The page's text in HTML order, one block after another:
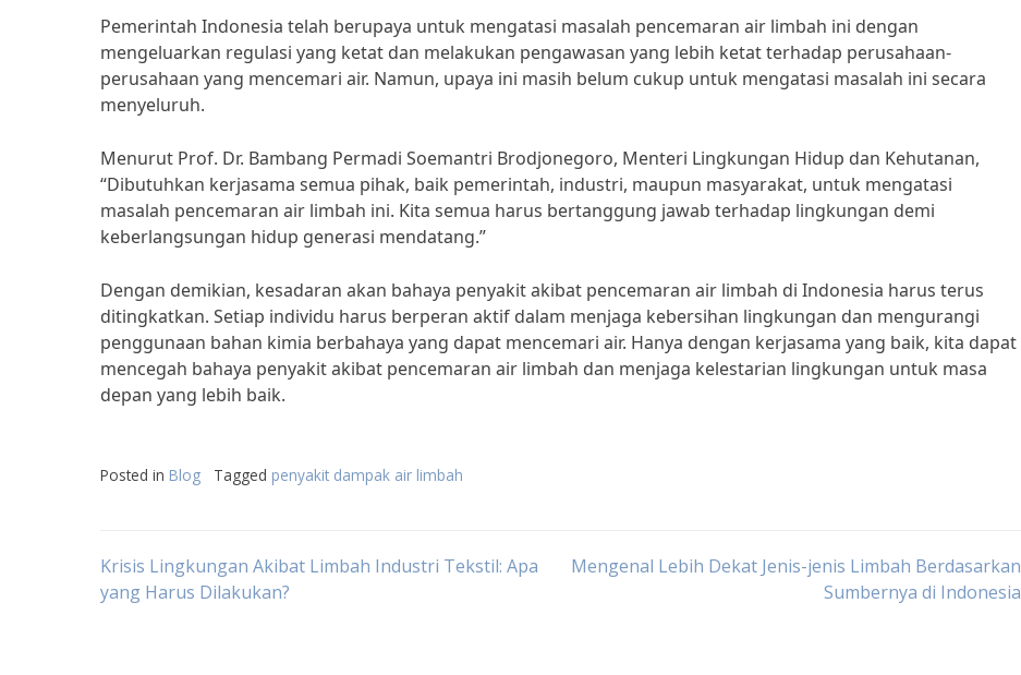
Pemerintah Indonesia telah berupaya untuk mengatasi masalah pencemaran air limbah ini dengan
mengeluarkan regulasi yang ketat dan melakukan pengawasan yang lebih ketat terhadap perusahaan-
perusahaan yang mencemari air. Namun, upaya ini masih belum cukup untuk mengatasi masalah ini secara
menyeluruh.
Menurut Prof. Dr. Bambang Permadi Soemantri Brodjonegoro, Menteri Lingkungan Hidup dan Kehutanan,
“Dibutuhkan kerjasama semua pihak, baik pemerintah, industri, maupun masyarakat, untuk mengatasi
masalah pencemaran air limbah ini. Kita semua harus bertanggung jawab terhadap lingkungan demi
keberlangsungan hidup generasi mendatang.”
Dengan demikian, kesadaran akan bahaya penyakit akibat pencemaran air limbah di Indonesia harus terus
ditingkatkan. Setiap individu harus berperan aktif dalam menjaga kebersihan lingkungan dan mengurangi
penggunaan bahan kimia berbahaya yang dapat mencemari air. Hanya dengan kerjasama yang baik, kita dapat
mencegah bahaya penyakit akibat pencemaran air limbah dan menjaga kelestarian lingkungan untuk masa
depan yang lebih baik.
Posted in Blog Tagged penyakit dampak air limbah
Post
Krisis Lingkungan Akibat Limbah Industri Tekstil: Apa
yang Harus Dilakukan?
Mengenal Lebih Dekat Jenis-jenis Limbah Berdasarkan
Sumbernya di Indonesia